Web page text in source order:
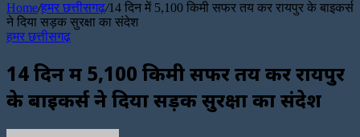
Home/हमर छत्तीसगढ़/14 दिन में 5,100 किमी सफर तय कर रायपुर के बाइकर्स
ने दिया सड़क सुरक्षा का संदेश
हमर छत्तीसगढ़
14 दिन में 5,100 किमी सफर तय कर रायपुर
के बाइकर्स ने दिया सड़क सुरक्षा का संदेश